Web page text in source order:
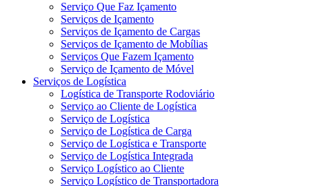
Serviço Que Faz Içamento
Serviços de Içamento
Serviços de Içamento de Cargas
Serviços de Içamento de Mobílias
Serviços Que Fazem Içamento
Serviço de Içamento de Móvel
Serviços de Logística
Logística de Transporte Rodoviário
Serviço ao Cliente de Logística
Serviço de Logística
Serviço de Logística de Carga
Serviço de Logística e Transporte
Serviço de Logística Integrada
Serviço Logístico ao Cliente
Serviço Logístico de Transportadora